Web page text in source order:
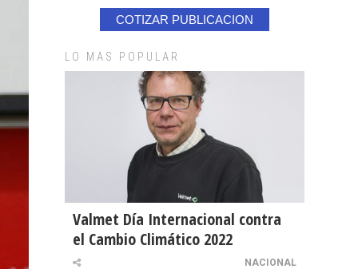
COTIZAR PUBLICACION
LO MAS POPULAR
Valmet Día Internacional contra
el Cambio Climático 2022
NACIONAL